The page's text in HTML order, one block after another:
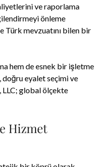
ve raporlama
önleme
Türk mevzuatını bilen bir
hem de esnek bir işletme
doğru eyalet seçimi ve
LLC; global ölçekte
Hizmet